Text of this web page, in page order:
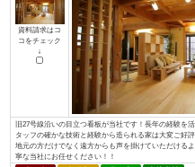
富士商圏（富士市･富士宮市）で
棟数」の調査で、イデキョウグル
年に富士市に創業し、2018年に
入れられている証と考え、今後も